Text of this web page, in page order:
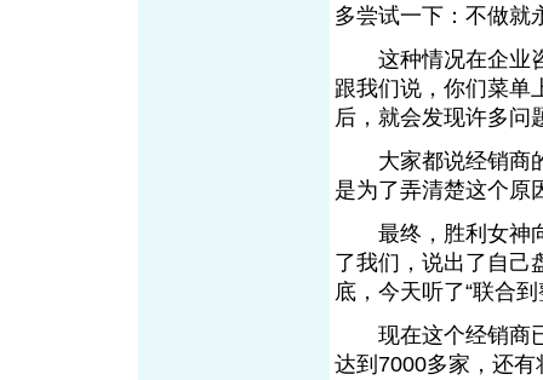
多尝试一下：不做就
这种情况在企业咨
跟我们说，你们菜单
后，就会发现许多问
大家都说经销商的
是为了弄清楚这个原
最终，胜利女神向
了我们，说出了自己
底，今天听了“联合
现在这个经销商已
达到7000多家，还